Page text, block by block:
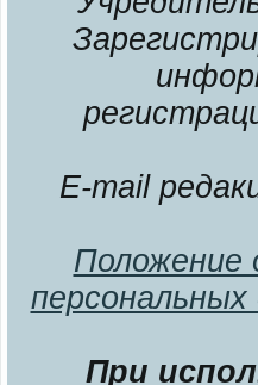
E-mail
Положение
При